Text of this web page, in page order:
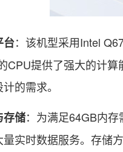
台：该机型采用Intel
CPU提供了强大的计
的需求。
存储：为满足64GB内
量实时数据服务。存储